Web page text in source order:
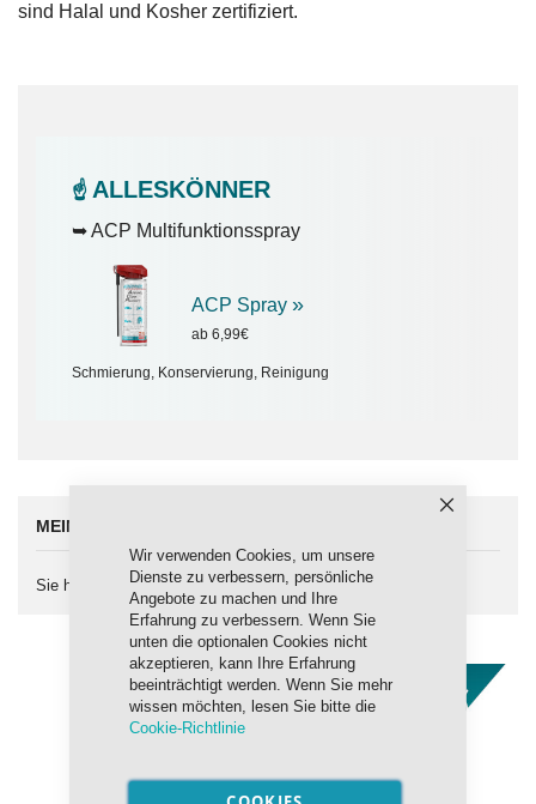
Wir verwenden Cookies, um unsere
Dienste zu verbessern, persönliche
Angebote zu machen und Ihre
Erfahrung zu verbessern. Wenn Sie
unten die optionalen Cookies nicht
akzeptieren, kann Ihre Erfahrung
beeinträchtigt werden. Wenn Sie mehr
wissen möchten, lesen Sie bitte die
Cookie-Richtlinie
sind Halal und Kosher zertifiziert.
☝️ ALLESKÖNNER
➥ ACP Multifunktionsspray
ACP Spray »
ab 6,99€
Schmierung, Konservierung, Reinigung
MEIN WUNSCHZETTEL
Sie haben keine Artikel auf Ihrem Wunschzettel.